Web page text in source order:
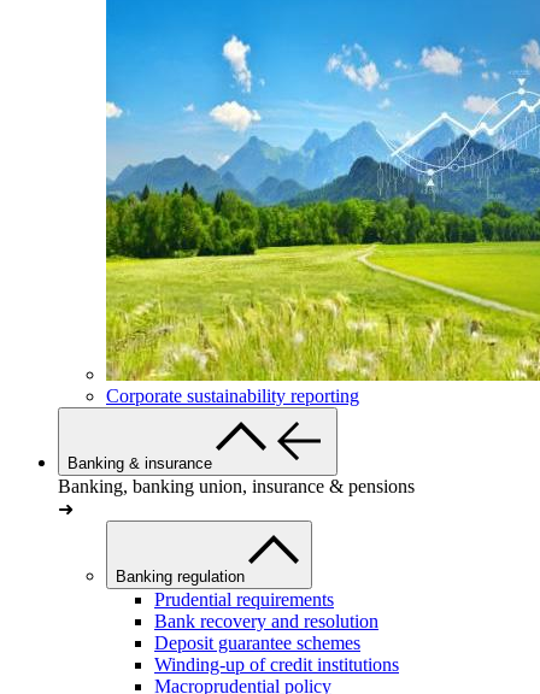
Corporate sustainability reporting
Banking & insurance
Banking, banking union, insurance & pensions
➜
Banking regulation
Prudential requirements
Bank recovery and resolution
Deposit guarantee schemes
Winding-up of credit institutions
Macroprudential policy